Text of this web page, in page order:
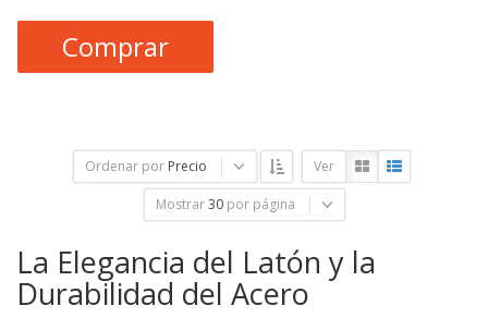
Comprar
Ordenar por Precio Ver
Mostrar 30 por página
La Elegancia del Latón y la
Durabilidad del Acero